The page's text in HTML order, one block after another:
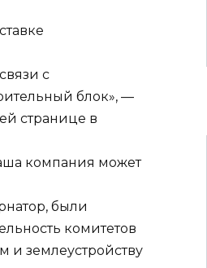
с
блок», —
странице в
компания может
были
комитетов
и землеустройству